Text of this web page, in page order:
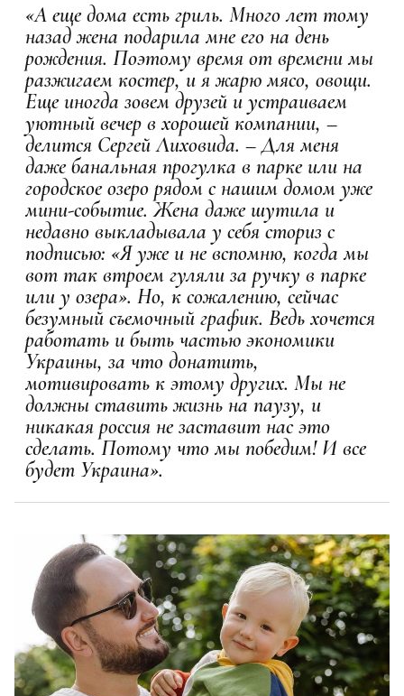
«А еще дома есть гриль. Много лет тому
назад жена подарила мне его на день
рождения. Поэтому время от времени мы
разжигаем костер, и я жарю мясо, овощи.
Еще иногда зовем друзей и устраиваем
уютный вечер в хорошей компании, –
делится Сергей Лиховида. – Для меня
даже банальная прогулка в парке или на
городское озеро рядом с нашим домом уже
мини-событие. Жена даже шутила и
недавно выкладывала у себя сториз с
подписью: «Я уже и не вспомню, когда мы
вот так втроем гуляли за ручку в парке
или у озера». Но, к сожалению, сейчас
безумный съемочный график. Ведь хочется
работать и быть частью экономики
Украины, за что донатить,
мотивировать к этому других. Мы не
должны ставить жизнь на паузу, и
никакая россия не заставит нас это
сделать. Потому что мы победим! И все
будет Украина».